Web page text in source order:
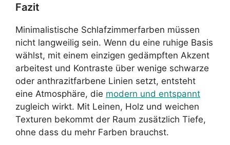
Fazit
Minimalistische Schlafzimmerfarben müssen
nicht langweilig sein. Wenn du eine ruhige Basis
wählst, mit einem einzigen gedämpften Akzent
arbeitest und Kontraste über wenige schwarze
oder anthrazitfarbene Linien setzt, entsteht
eine Atmosphäre, die modern und entspannt
zugleich wirkt. Mit Leinen, Holz und weichen
Texturen bekommt der Raum zusätzlich Tiefe,
ohne dass du mehr Farben brauchst.